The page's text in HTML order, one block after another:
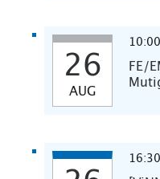
26
AUG
FE/